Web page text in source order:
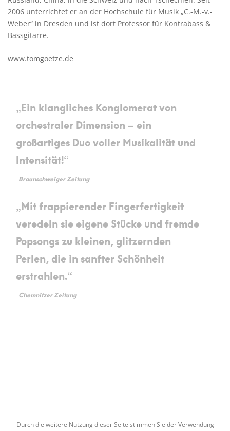
2006 unterrichtet er an der Hochschule für Musik „C.-M.-v.-
Weber“ in Dresden und ist dort Professor für Kontrabass &
Bassgitarre.
www.tomgoetze.de
„Ein klangliches Konglomerat von
orchestraler Dimension – ein
großartiges Duo voller Musikalität und
Intensität!“
Braunschweiger Zeitung
„Mit frappierender Fingerfertigkeit
veredeln sie eigene Stücke und fremde
Popsongs zu kleinen, glitzernden
Perlen, die in sanfter Schönheit
erstrahlen.“
Chemnitzer Zeitung
Durch die weitere Nutzung dieser Seite stimmen Sie der Verwendung